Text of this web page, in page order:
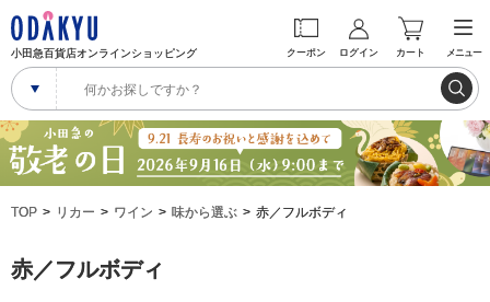
小田急百貨店オンラインショッピング クーポン ログイン カート メニュー
TOP リカー ワイン 味から選ぶ 赤／フルボディ
赤／フルボディ